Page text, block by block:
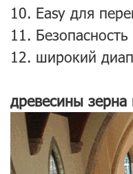
10. Easy для
11. Безопасность
12. широкий
древесины